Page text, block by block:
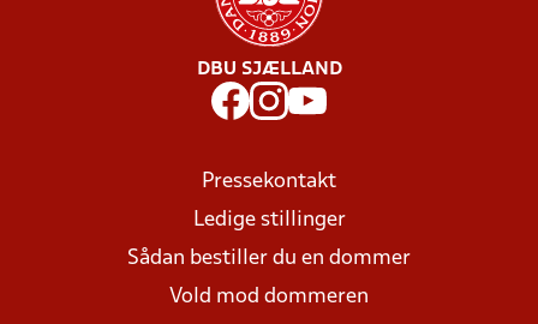
DBU SJÆLLAND
Pressekontakt
Ledige stillinger
Sådan bestiller du en dommer
Vold mod dommeren